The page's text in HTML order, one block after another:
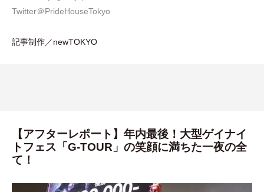
Twitter＠PrideHouseTokyo
記事制作／newTOKYO
【アフターレポート】年内最後！大型ゲイナイ
トフェス「G-TOUR」の笑顔に満ちた一夜の全
て！